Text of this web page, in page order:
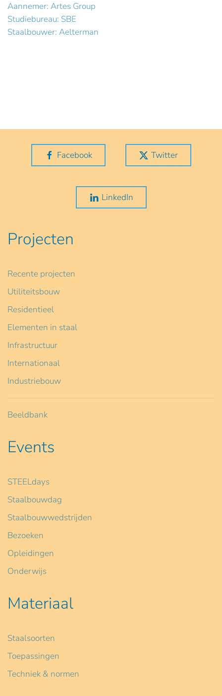
Aannemer: Artes Group
Studiebureau: SBE
Staalbouwer: Aelterman
Facebook Twitter
LinkedIn
Projecten
Recente projecten
Utiliteitsbouw
Residentieel
Elementen in staal
Infrastructuur
Internationaal
Industriebouw
Beeldbank
Events
STEELdays
Staalbouwdag
Staalbouwwedstrijden
Bezoeken
Opleidingen
Onderwijs
Materiaal
Staalsoorten
Toepassingen
Techniek & normen